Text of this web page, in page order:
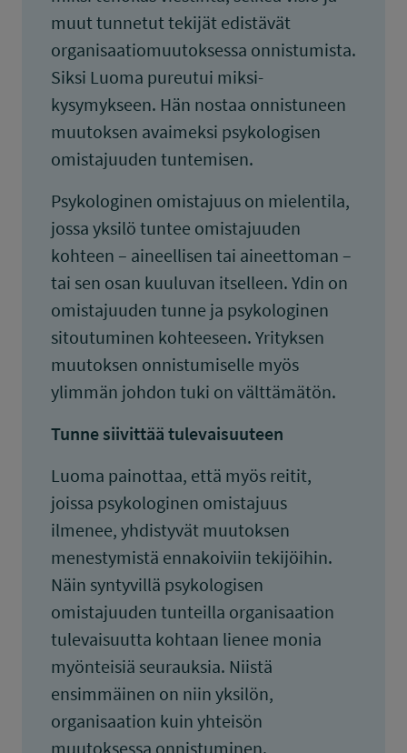
muut tunnetut tekijät edistävät
organisaatiomuutoksessa onnistumista.
Siksi Luoma pureutui miksi-
kysymykseen. Hän nostaa onnistuneen
muutoksen avaimeksi psykologisen
omistajuuden tuntemisen.
Psykologinen omistajuus on mielentila,
jossa yksilö tuntee omistajuuden
kohteen – aineellisen tai aineettoman –
tai sen osan kuuluvan itselleen. Ydin on
omistajuuden tunne ja psykologinen
sitoutuminen kohteeseen. Yrityksen
muutoksen onnistumiselle myös
ylimmän johdon tuki on välttämätön.
Tunne siivittää tulevaisuuteen
Luoma painottaa, että myös reitit,
joissa psykologinen omistajuus
ilmenee, yhdistyvät muutoksen
menestymistä ennakoiviin tekijöihin.
Näin syntyvillä psykologisen
omistajuuden tunteilla organisaation
tulevaisuutta kohtaan lienee monia
myönteisiä seurauksia. Niistä
ensimmäinen on niin yksilön,
organisaation kuin yhteisön
muutoksessa onnistuminen.